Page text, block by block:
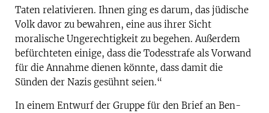
Taten relativieren. Ihnen ging es darum, das jüdische
Volk davor zu bewahren, eine aus ihrer Sicht
moralische Ungerechtigkeit zu begehen. Außerdem
befürchteten einige, dass die Todesstrafe als Vorwand
für die Annahme dienen könnte, dass damit die
Sünden der Nazis gesühnt seien.“
In einem Entwurf der Gruppe für den Brief an Ben-